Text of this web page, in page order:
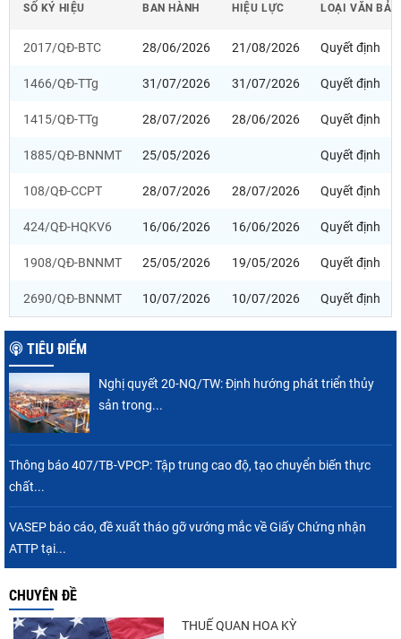
SỐ KÝ HIỆU BAN HÀNH HIỆU LỰC LOẠI VĂN BẢN
2017/QĐ-BTC 28/06/2026 21/08/2026 Quyết định
1466/QĐ-TTg 31/07/2026 31/07/2026 Quyết định
1415/QĐ-TTg 28/07/2026 28/06/2026 Quyết định
1885/QĐ-BNNMT 25/05/2026 Quyết định
108/QĐ-CCPT 28/07/2026 28/07/2026 Quyết định
424/QĐ-HQKV6 16/06/2026 16/06/2026 Quyết định
1908/QĐ-BNNMT 25/05/2026 19/05/2026 Quyết định
2690/QĐ-BNNMT 10/07/2026 10/07/2026 Quyết định
TIÊU ĐIỂM
Nghị quyết 20-NQ/TW: Định hướng phát triển thủy
sản trong...
Thông báo 407/TB-VPCP: Tập trung cao độ, tạo chuyển biến thực
chất...
VASEP báo cáo, đề xuất tháo gỡ vướng mắc về Giấy Chứng nhận
ATTP tại...
CHUYÊN ĐỀ
THUẾ QUAN HOA KỲ